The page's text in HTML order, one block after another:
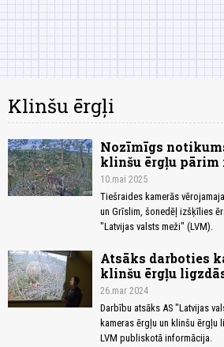
Klinšu ērgļi
Nozīmīgs
klinšu ērgļu
10.mai 2025
Tiešraides kamerās
un Grīslim, šonedēļ izšķīlies
"Latvijas valsts meži" (LVM).
Atsāks darboties
klinšu ērgļu
26.mar 2024
Darbību atsāks AS "Latvijas
kameras ērgļu un klinšu ērgļu
LVM publiskotā informācija.